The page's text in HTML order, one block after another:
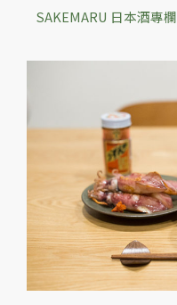
SAKEMARU 日本酒專欄
術
神
一
列
米